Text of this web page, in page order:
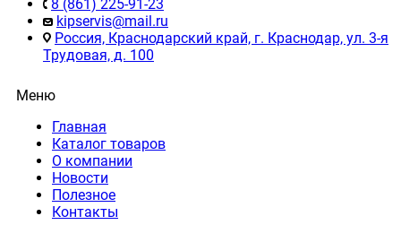
8 (861) 225-91-23
kipservis@mail.ru
Россия, Краснодарский край, г. Краснодар, ул. 3-я
Трудовая, д. 100
Меню
Главная
Каталог товаров
О компании
Новости
Полезное
Контакты